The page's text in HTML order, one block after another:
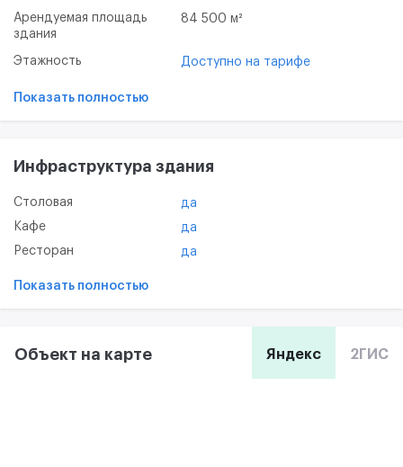
Арендуемая площадь
здания
84 500 м²
Этажность Доступно на тарифе
Показать полностью
Инфраструктура здания
Столовая
да
Кафе
да
Ресторан
да
Показать полностью
Объект на карте Яндекс 2ГИС